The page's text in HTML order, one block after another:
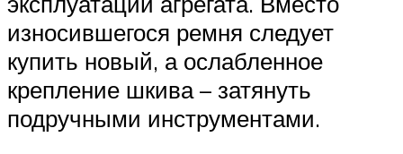
износившегося ремня следует
купить новый, а ослабленное
крепление шкива – затянуть
подручными инструментами.